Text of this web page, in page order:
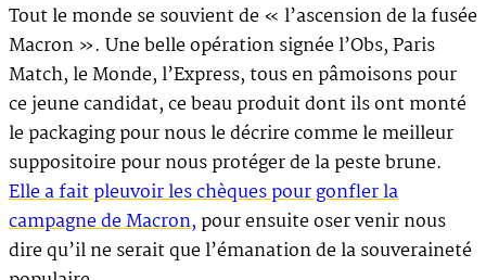
Tout le monde se souvient de « l’ascension de la fusée
Macron ». Une belle opération signée l’Obs, Paris
Match, le Monde, l’Express, tous en pâmoisons pour
ce jeune candidat, ce beau produit dont ils ont monté
le packaging pour nous le décrire comme le meilleur
suppositoire pour nous protéger de la peste brune.
Elle a fait pleuvoir les chèques pour gonfler la
campagne de Macron, pour ensuite oser venir nous
dire qu’il ne serait que l’émanation de la souveraineté